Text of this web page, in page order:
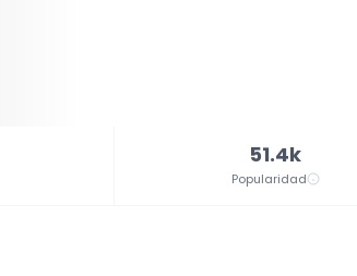
51.4k
Popularidad